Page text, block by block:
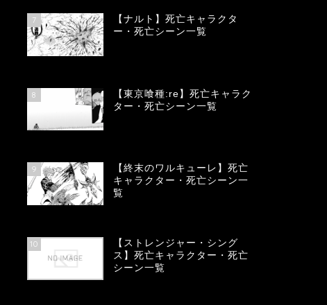
7
【ナルト】死亡キャラクタ
ー・死亡シーン一覧
8
【東京喰種:re】死亡キャラク
ター・死亡シーン一覧
9
【終末のワルキューレ】死亡
キャラクター・死亡シーン一
覧
10
【ストレンジャー・シング
ス】死亡キャラクター・死亡
シーン一覧